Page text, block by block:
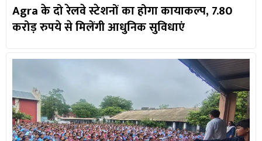
Agra के दो रेलवे स्टेशनों का होगा कायाकल्प, 7.80
करोड़ रुपये से मिलेंगी आधुनिक सुविधाएं